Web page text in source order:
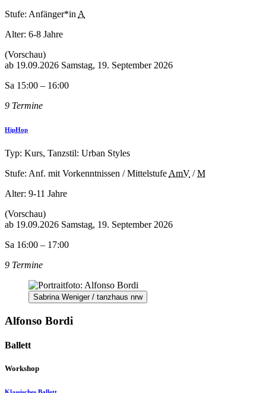
Stufe: Anfänger*in A
Alter: 6-8 Jahre
(Vorschau)
ab 19.09.2026 Samstag, 19. September 2026
Sa 15:00 – 16:00
9 Termine
HipHop
Typ: Kurs, Tanzstil: Urban Styles
Stufe: Anf. mit Vorkenntnissen / Mittelstufe AmV /M
Alter: 9-11 Jahre
(Vorschau)
ab 19.09.2026 Samstag, 19. September 2026
Sa 16:00 – 17:00
9 Termine
Sabrina Weniger / tanzhaus nrw
Alfonso Bordi
Ballett
Workshop